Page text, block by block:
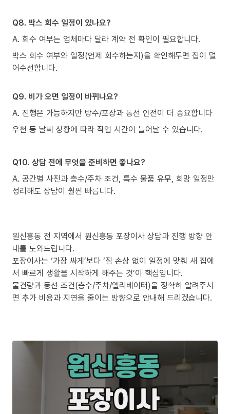
Q8. 박스 회수 일정이 있나요?
A. 회수 여부는 업체마다 달라 계약 전 확인이 필요합니다.
박스 회수 여부와 일정(언제 회수하는지)을 확인해두면 집이 덜
어수선합니다.
Q9. 비가 오면 일정이 바뀌나요?
A. 진행은 가능하지만 방수/포장과 동선 안전이 더 중요합니다
우천 등 날씨 상황에 따라 작업 시간이 늘어날 수 있습니다.
Q10. 상담 전에 무엇을 준비하면 좋나요?
A. 공간별 사진과 층수/주차 조건, 특수 물품 유무, 희망 일정만
정리해도 상담이 훨씬 빠릅니다.
원신흥동 전 지역에서 원신흥동 포장이사 상담과 진행 방향 안
내를 도와드립니다.
포장이사는 ‘가장 싸게’보다 ‘짐 손상 없이 일정에 맞춰 새 집에
서 빠르게 생활을 시작하게 해주는 것’이 핵심입니다.
물건량과 동선 조건(층수/주차/엘리베이터)을 정확히 알려주시
면 추가 비용과 지연을 줄이는 방향으로 안내해 드리겠습니다.